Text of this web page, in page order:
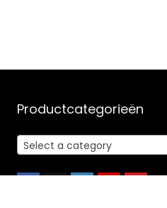
Productcategorieën
Select a category